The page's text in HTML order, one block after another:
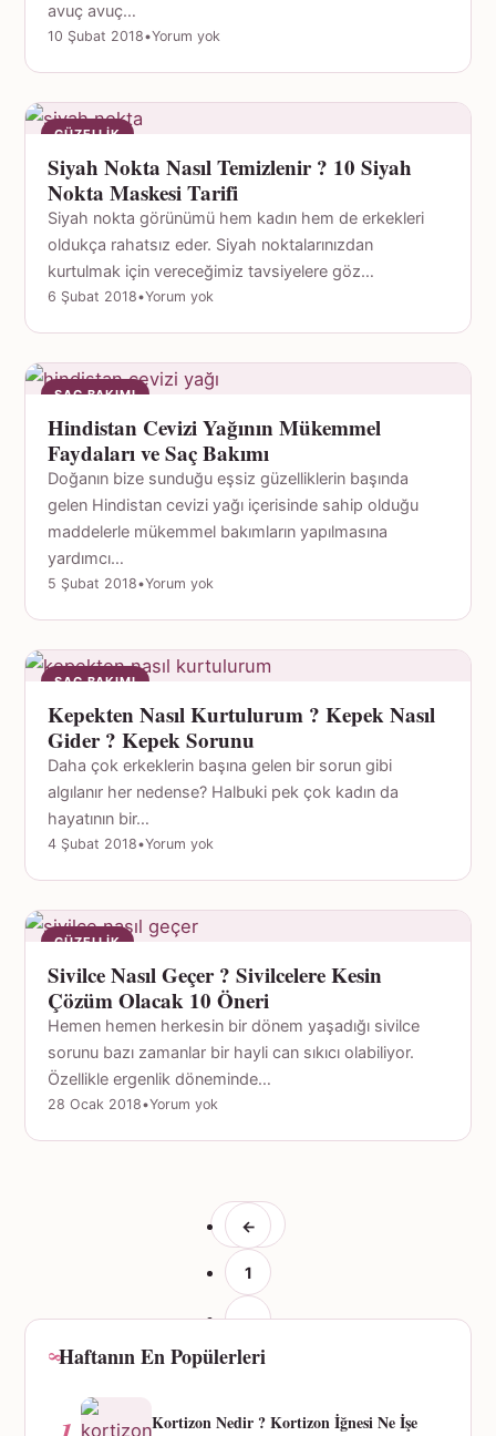
avuç avuç…
10 Şubat 2018•Yorum yok
GÜZELLIK
Siyah Nokta Nasıl Temizlenir ? 10 Siyah
Nokta Maskesi Tarifi
Siyah nokta görünümü hem kadın hem de erkekleri
oldukça rahatsız eder. Siyah noktalarınızdan
kurtulmak için vereceğimiz tavsiyelere göz…
6 Şubat 2018•Yorum yok
SAÇ BAKIMI
Hindistan Cevizi Yağının Mükemmel
Faydaları ve Saç Bakımı
Doğanın bize sunduğu eşsiz güzelliklerin başında
gelen Hindistan cevizi yağı içerisinde sahip olduğu
maddelerle mükemmel bakımların yapılmasına
yardımcı…
5 Şubat 2018•Yorum yok
SAÇ BAKIMI
Kepekten Nasıl Kurtulurum ? Kepek Nasıl
Gider ? Kepek Sorunu
Daha çok erkeklerin başına gelen bir sorun gibi
algılanır her nedense? Halbuki pek çok kadın da
hayatının bir…
4 Şubat 2018•Yorum yok
GÜZELLIK
Sivilce Nasıl Geçer ? Sivilcelere Kesin
Çözüm Olacak 10 Öneri
Hemen hemen herkesin bir dönem yaşadığı sivilce
sorunu bazı zamanlar bir hayli can sıkıcı olabiliyor.
Özellikle ergenlik döneminde…
28 Ocak 2018•Yorum yok
←
1
…
5
Haftanın En Popülerleri
Kortizon Nedir ? Kortizon İğnesi Ne İşe